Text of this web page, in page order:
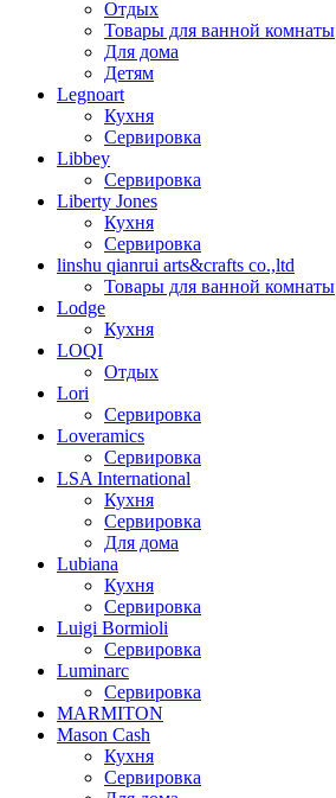
Отдых
Товары для ванной комнаты
Для дома
Детям
Legnoart
Кухня
Сервировка
Libbey
Сервировка
Liberty Jones
Кухня
Сервировка
linshu qianrui arts&crafts co.,ltd
Товары для ванной комнаты
Lodge
Кухня
LOQI
Отдых
Lori
Сервировка
Loveramics
Сервировка
LSA International
Кухня
Сервировка
Для дома
Lubiana
Кухня
Сервировка
Luigi Bormioli
Сервировка
Luminarc
Сервировка
MARMITON
Mason Cash
Кухня
Сервировка